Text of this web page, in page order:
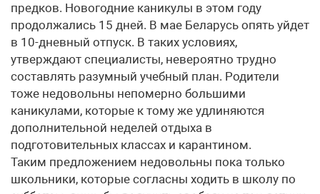
предков. Новогодние каникулы в этом году
продолжались 15 дней. В мае Беларусь опять уйдет
в 10-дневный отпуск. В таких условиях,
утверждают специалисты, невероятно трудно
составлять разумный учебный план. Родители
тоже недовольны непомерно большими
каникулами, которые к тому же удлиняются
дополнительной неделей отдыха в
подготовительных классах и карантином.
Таким предложением недовольны пока только
школьники, которые согласны ходить в школу по